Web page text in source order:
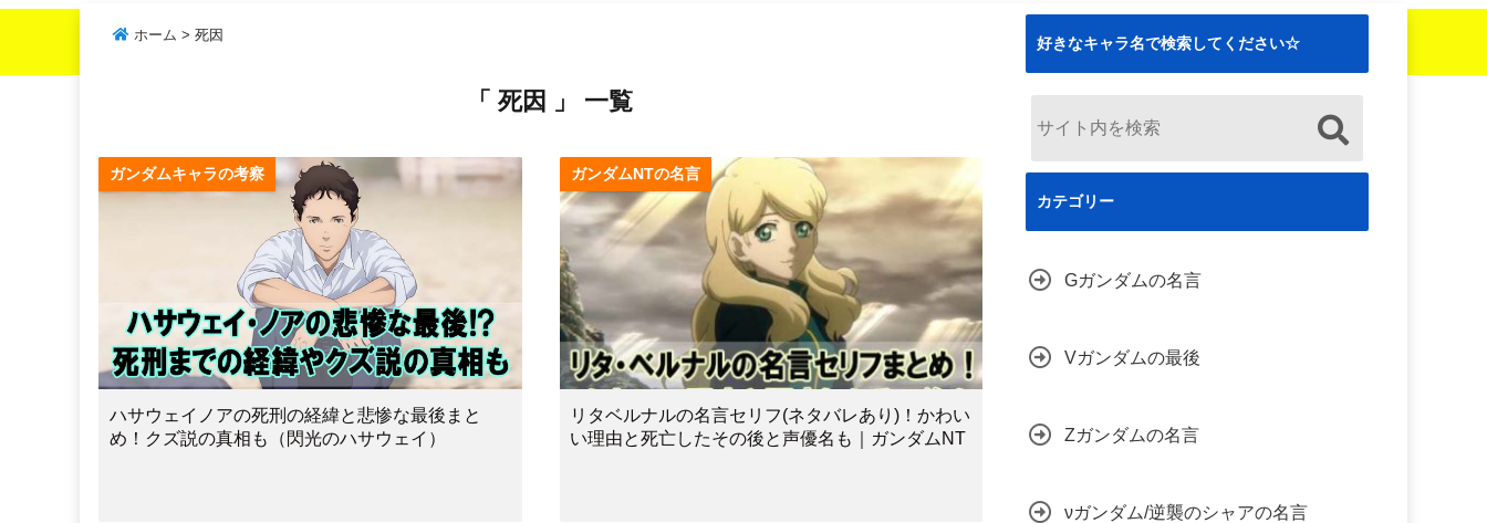
ホーム > 死因
「 死因 」 一覧
ガンダムキャラの考察
ハサウェイノアの死刑の経緯と悲惨な最後まと
め！クズ説の真相も（閃光のハサウェイ）
ガンダムNTの名言
リタベルナルの名言セリフ(ネタバレあり)！かわい
い理由と死亡したその後と声優名も｜ガンダムNT
好きなキャラ名で検索してください☆
カテゴリー
Gガンダムの名言
Vガンダムの最後
Zガンダムの名言
νガンダム/逆襲のシャアの名言